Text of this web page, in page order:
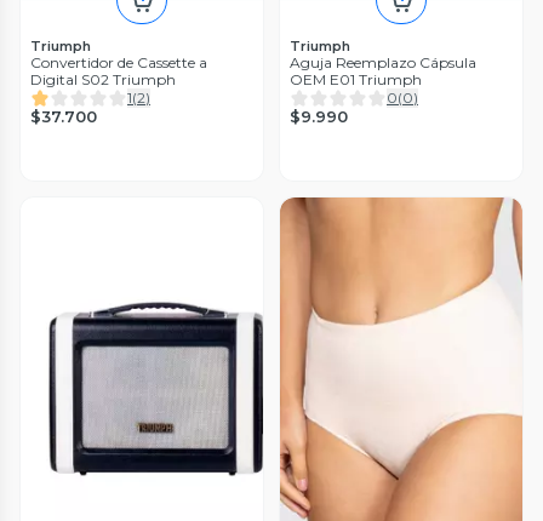
Triumph
Convertidor de Cassette a
Digital S02 Triumph
1(2)
$37.700
Triumph
Aguja Reemplazo Cápsula
OEM E01 Triumph
0(0)
$9.990